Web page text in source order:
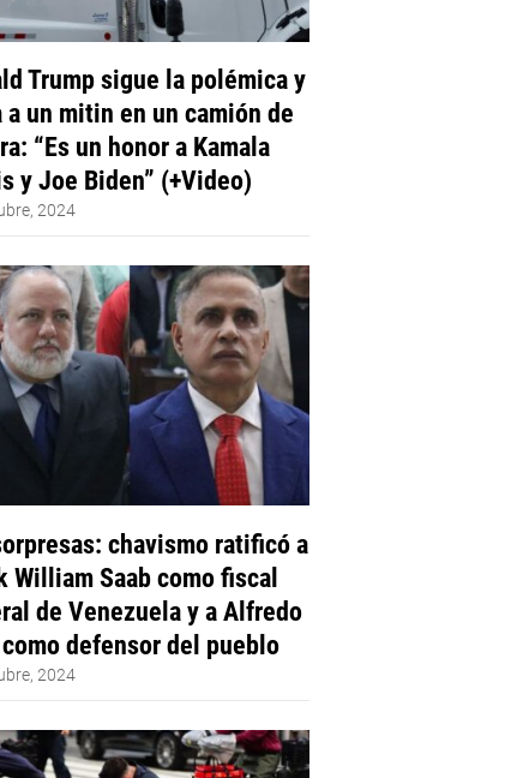
Trump sigue la polémica y
a un mitin en un camión de
“Es un honor a Kamala
y Joe Biden” (+Video)
2024
chavismo ratificó a
William Saab como fiscal
de Venezuela y a Alfredo
defensor del pueblo
2024